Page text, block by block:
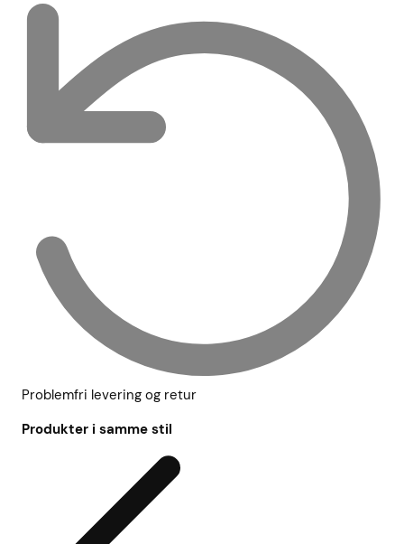
Problemfri levering og retur
Produkter i samme stil